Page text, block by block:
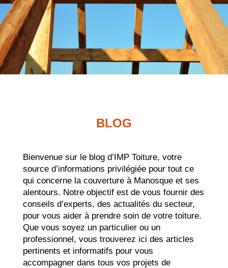
BLOG
Bienvenue sur le blog d’IMP Toiture, votre
source d’informations privilégiée pour tout ce
qui concerne la couverture à Manosque et ses
alentours. Notre objectif est de vous fournir des
conseils d’experts, des actualités du secteur,
pour vous aider à prendre soin de votre toiture.
Que vous soyez un particulier ou un
professionnel, vous trouverez ici des articles
pertinents et informatifs pour vous
accompagner dans tous vos projets de